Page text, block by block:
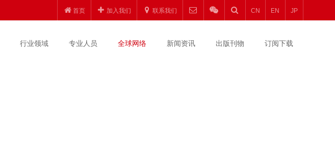
首页 加入我们 联系我们 CN EN JP
行业领域 专业人员 全球网络 新闻资讯 出版刊物 订阅下载